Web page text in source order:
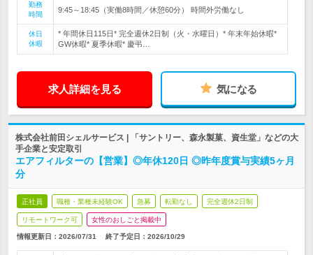
勤務
時間
9:45～18:45（実働8時間／休憩60分） 時間外労働なし
休日
休暇
* 年間休日115日* 完全週休2日制（火・水曜日）* 年末年始休暇*
GW休暇* 夏季休暇* 慶弔…
求人詳細を見る 気になる
株式会社前田シェルサービス | 「サントリー、森永製菓、資生堂」などの大
手企業と安定取引
エアフィルターの【営業】◎年休120日 ◎昨年度賞与実績5ヶ月
分
正社員 職種・業種未経験OK 急募 転勤なし 完全週休2日制
リモートワーク可 女性のおしごと掲載中
情報更新日：2026/07/31 終了予定日： 2026/10/29